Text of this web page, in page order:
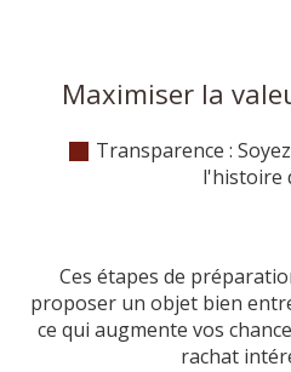
Maximiser la
Transparence :
l'histoire
Ces étapes de
proposer un objet bien
ce qui augmente vos
rachat